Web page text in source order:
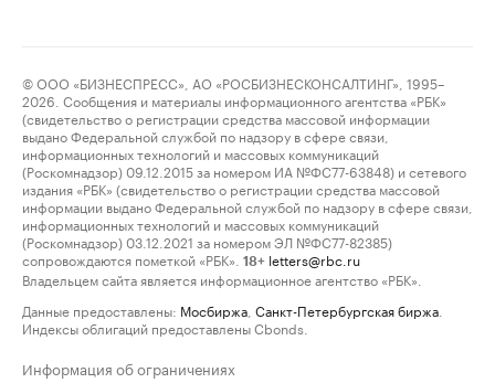
© ООО «БИЗНЕСПРЕСС», АО «РОСБИЗНЕСКОНСАЛТИНГ», 1995–
2026. Сообщения и материалы информационного агентства «РБК»
(свидетельство о регистрации средства массовой информации
выдано Федеральной службой по надзору в сфере связи,
информационных технологий и массовых коммуникаций
(Роскомнадзор) 09.12.2015 за номером ИА №ФС77-63848) и сетевого
издания «РБК» (свидетельство о регистрации средства массовой
информации выдано Федеральной службой по надзору в сфере связи,
информационных технологий и массовых коммуникаций
(Роскомнадзор) 03.12.2021 за номером ЭЛ №ФС77-82385)
сопровождаются пометкой «РБК».
18+ letters@rbc.ru
Владельцем сайта является информационное агентство «РБК».
Данные предоставлены: Мосбиржа Санкт-Петербургская биржа
Индексы облигаций предоставлены Cbonds.
Информация об ограничениях